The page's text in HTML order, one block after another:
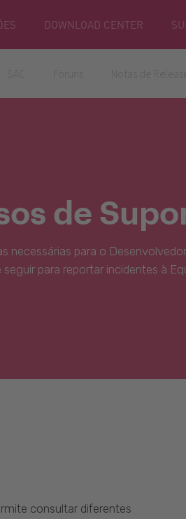
DOWNLOAD CENTER
de
para o
para reportar incidentes à
consultar diferentes